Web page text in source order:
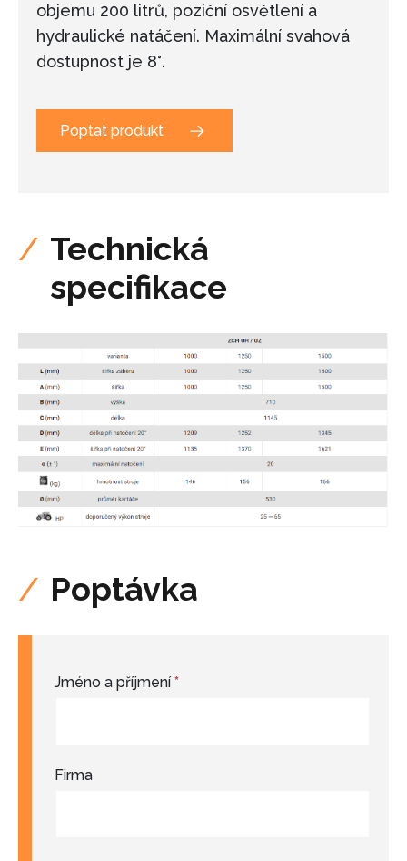
objemu 200 litrů, poziční osvětlení a
hydraulické natáčení. Maximální svahová
dostupnost je 8°.
Poptat produkt
Technická
specifikace
Poptávka
Jméno a příjmení *
Firma